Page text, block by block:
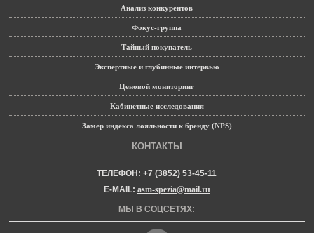
Анализ конкурентов
Фокус-группа
Тайный покупатель
Экспертные и глубинные интервью
Ценовой мониторинг
Кабинетные исследования
Замер индекса лояльности к бренду (NPS)
КОНТАКТЫ
ТЕЛЕФОН: +7 (3852) 53-45-11
E-MAIL: asm-spezia@mail.ru
МЫ В СОЦСЕТЯХ: